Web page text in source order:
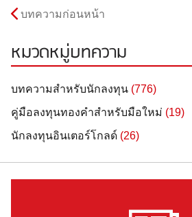
บทความก่อนหน้า
หมวดหมู่บทความ
บทความสำหรับนักลงทุน (776)
คู่มือลงทุนทองคำสำหรับมือใหม่ (19)
นักลงทุนอินเตอร์โกลด์ (26)